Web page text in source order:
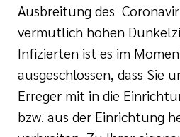
Ausbreitung des
vermutlich hohen
Infizierten ist es im
ausgeschlossen, dass Sie
Erreger mit in die
bzw. aus der Einrichtung